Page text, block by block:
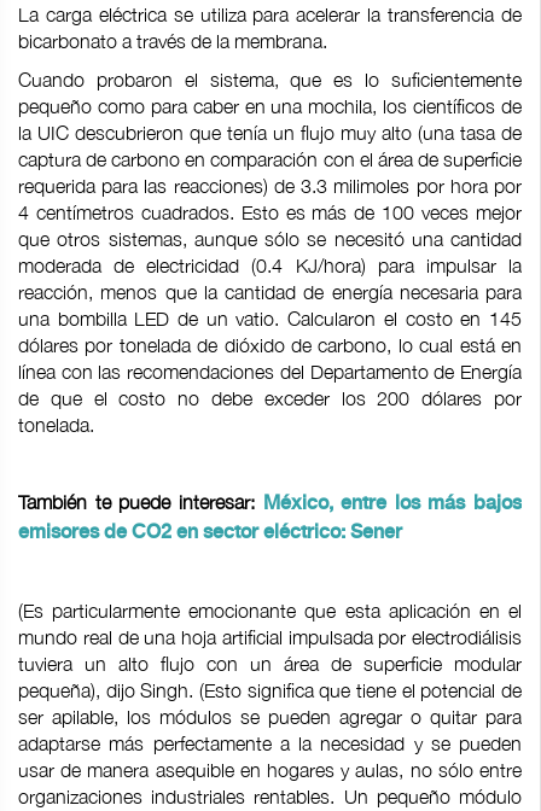
La carga eléctrica se utiliza para acelerar la transferencia de
bicarbonato a través de la membrana.
Cuando probaron el sistema, que es lo suficientemente
pequeño como para caber en una mochila, los científicos de
la UIC descubrieron que tenía un flujo muy alto (una tasa de
captura de carbono en comparación con el área de superficie
requerida para las reacciones) de 3.3 milimoles por hora por
4 centímetros cuadrados. Esto es más de 100 veces mejor
que otros sistemas, aunque sólo se necesitó una cantidad
moderada de electricidad (0.4 KJ/hora) para impulsar la
reacción, menos que la cantidad de energía necesaria para
una bombilla LED de un vatio. Calcularon el costo en 145
dólares por tonelada de dióxido de carbono, lo cual está en
línea con las recomendaciones del Departamento de Energía
de que el costo no debe exceder los 200 dólares por
tonelada.
También te puede interesar: México, entre los más bajos
emisores de CO2 en sector eléctrico: Sener
(Es particularmente emocionante que esta aplicación en el
mundo real de una hoja artificial impulsada por electrodiálisis
tuviera un alto flujo con un área de superficie modular
pequeña), dijo Singh. (Esto significa que tiene el potencial de
ser apilable, los módulos se pueden agregar o quitar para
adaptarse más perfectamente a la necesidad y se pueden
usar de manera asequible en hogares y aulas, no sólo entre
organizaciones industriales rentables. Un pequeño módulo